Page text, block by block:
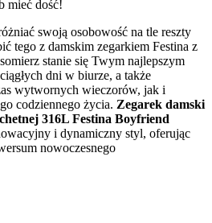
mieć dość!
swoją osobowość na tle reszty
tego z damskim zegarkiem Festina z
stanie się Twym najlepszym
dni w biurze, a także
wytwornych wieczorów, jak i
codziennego życia. Zegarek damski
316L Festina Boyfriend
i dynamiczny styl, oferując
nowoczesnego